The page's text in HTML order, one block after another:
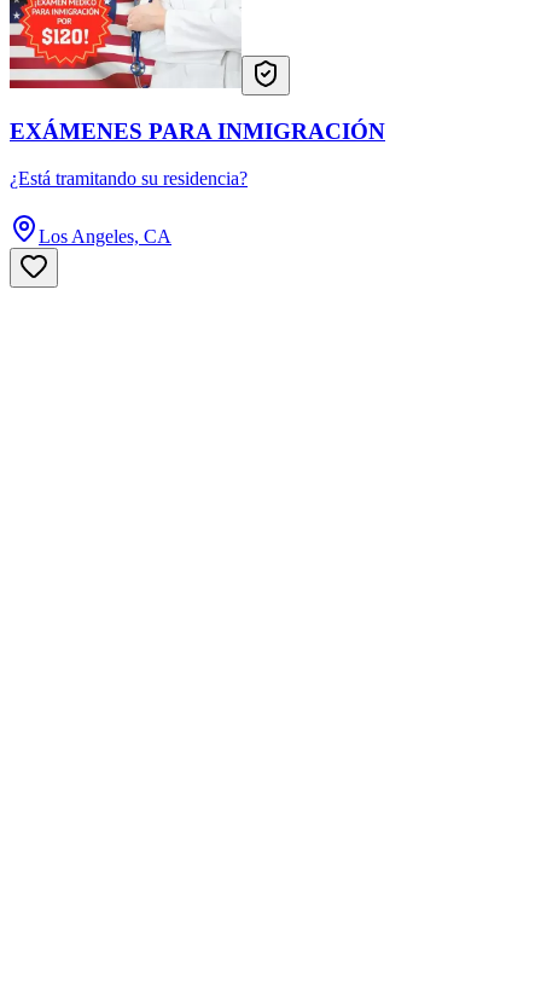
EXÁMENES PARA INMIGRACIÓN
¿Está tramitando su residencia?
Los Angeles, CA